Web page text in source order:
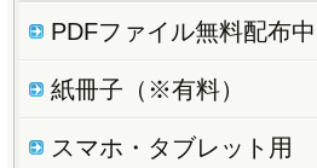
PDFファイル無料配布中
紙冊子（※有料）
スマホ・タブレット用